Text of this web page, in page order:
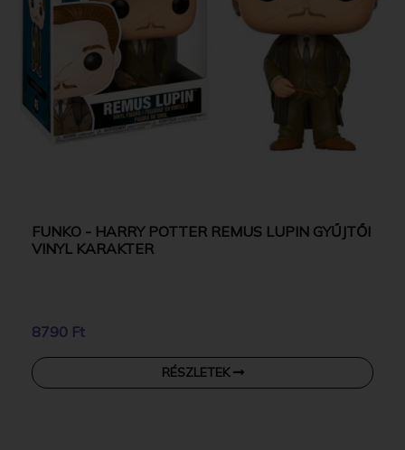
FUNKO - HARRY POTTER REMUS LUPIN GYŰJTŐI
VINYL KARAKTER
8790 Ft
RÉSZLETEK